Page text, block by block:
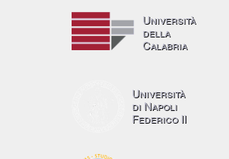
Università
della
Calabria
Università
di Napoli
Federico II